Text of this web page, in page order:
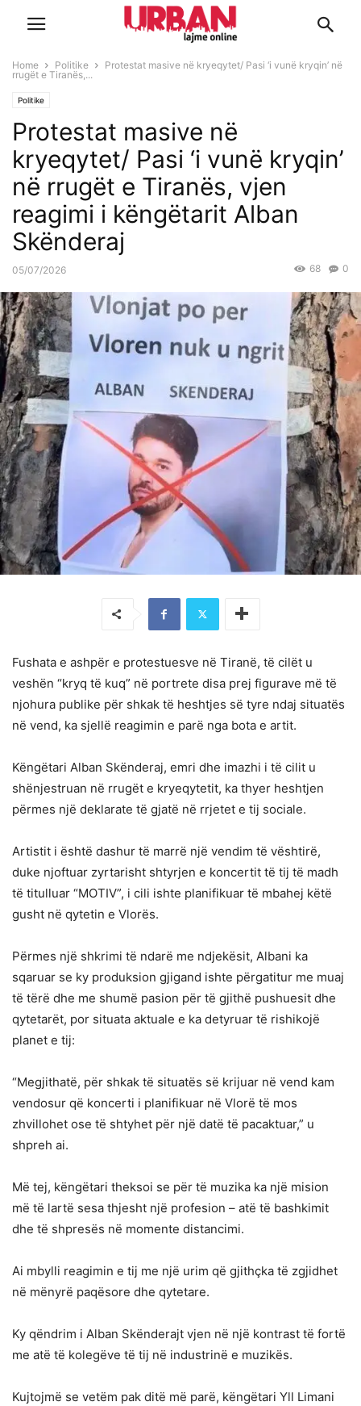
Home Politike
Protestat masive në kryeqytet/ Pasi ‘i vunë kryqin’ në
rrugët e Tiranës,...
Politike
Protestat masive në
kryeqytet/ Pasi ‘i vunë kryqin’
në rrugët e Tiranës, vjen
reagimi i këngëtarit Alban
Skënderaj
05/07/2026 0
68
Fushata e ashpër e protestuesve në Tiranë, të cilët u
veshën “kryq të kuq” në portrete disa prej figurave më të
njohura publike për shkak të heshtjes së tyre ndaj situatës
në vend, ka sjellë reagimin e parë nga bota e artit.
Këngëtari Alban Skënderaj, emri dhe imazhi i të cilit u
shënjestruan në rrugët e kryeqytetit, ka thyer heshtjen
përmes një deklarate të gjatë në rrjetet e tij sociale.
Artistit i është dashur të marrë një vendim të vështirë,
duke njoftuar zyrtarisht shtyrjen e koncertit të tij të madh
të titulluar “MOTIV”, i cili ishte planifikuar të mbahej këtë
gusht në qytetin e Vlorës.
Përmes një shkrimi të ndarë me ndjekësit, Albani ka
sqaruar se ky produksion gjigand ishte përgatitur me muaj
të tërë dhe me shumë pasion për të gjithë pushuesit dhe
qytetarët, por situata aktuale e ka detyruar të rishikojë
planet e tij:
“Megjithatë, për shkak të situatës së krijuar në vend kam
vendosur që koncerti i planifikuar në Vlorë të mos
zhvillohet ose të shtyhet për një datë të pacaktuar,” u
shpreh ai.
Më tej, këngëtari theksoi se për të muzika ka një mision
më të lartë sesa thjesht një profesion – atë të bashkimit
dhe të shpresës në momente distancimi.
Ai mbylli reagimin e tij me një urim që gjithçka të zgjidhet
në mënyrë paqësore dhe qytetare.
Ky qëndrim i Alban Skënderajt vjen në një kontrast të fortë
me atë të kolegëve të tij në industrinë e muzikës.
Kujtojmë se vetëm pak ditë më parë, këngëtari Yll Limani